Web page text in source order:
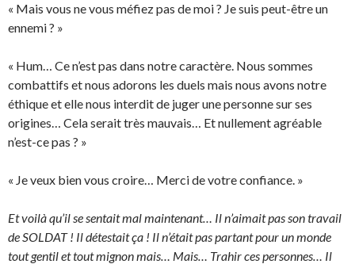
« Mais vous ne vous méfiez pas de moi ? Je suis peut-être un
ennemi ? »
« Hum… Ce n’est pas dans notre caractère. Nous sommes
combattifs et nous adorons les duels mais nous avons notre
éthique et elle nous interdit de juger une personne sur ses
origines… Cela serait très mauvais… Et nullement agréable
n’est-ce pas ? »
« Je veux bien vous croire… Merci de votre confiance. »
Et voilà qu’il se sentait mal maintenant… Il n’aimait pas son travail
de SOLDAT ! Il détestait ça ! Il n’était pas partant pour un monde
tout gentil et tout mignon mais… Mais… Trahir ces personnes… Il